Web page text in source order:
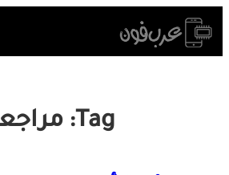
Skip
to
Tag: